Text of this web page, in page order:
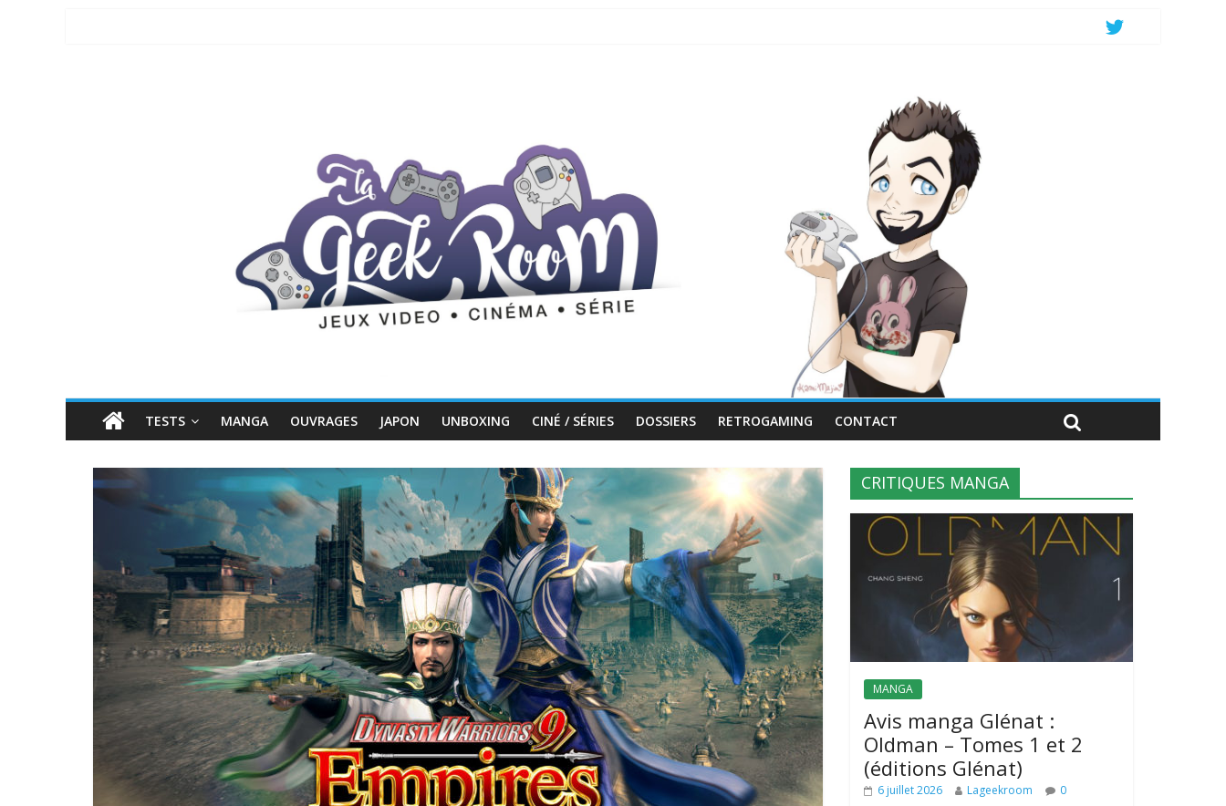
TESTS MANGA OUVRAGES JAPON UNBOXING CINÉ / SÉRIES DOSSIERS RETROGAMING CONTACT
CRITIQUES MANGA
MANGA
Avis manga Glénat :
Oldman – Tomes 1 et 2
(éditions Glénat)
6 juillet 2026 Lageekroom 0